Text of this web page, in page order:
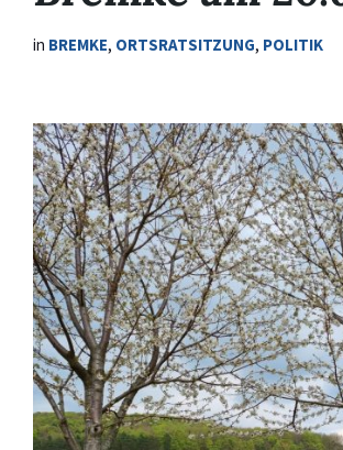
in BREMKE, ORTSRATSITZUNG, POLITIK